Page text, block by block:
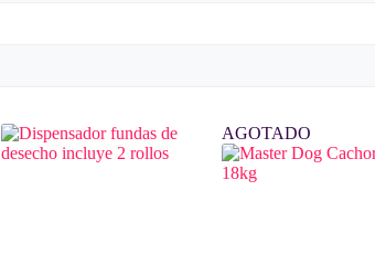
AGOTADO